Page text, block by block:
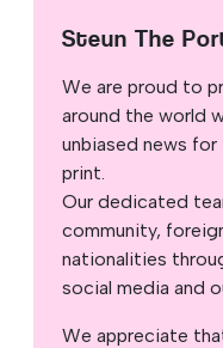
Steun The
We are proud to
around the world
unbiased news
print.
Our dedicated
community,
nationalities
social media and
We appreciate